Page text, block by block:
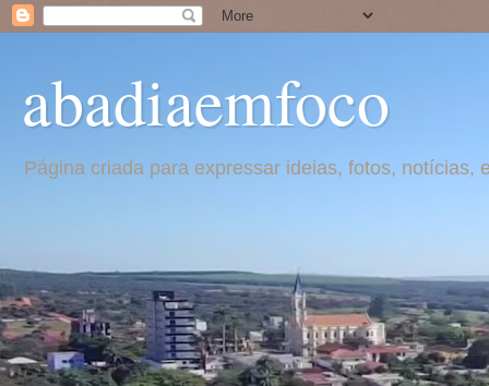
abadiaemfoco
Página criada para expressar ideias, fotos,